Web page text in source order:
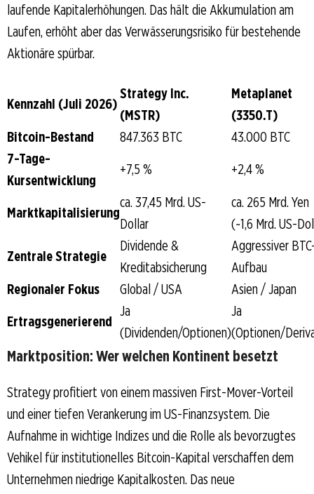
laufende Kapitalerhöhungen. Das hält die Akkumulation am
Laufen, erhöht aber das Verwässerungsrisiko für bestehende
Aktionäre spürbar.
Kennzahl (Juli 2026)
Strategy Inc.
(MSTR)
Metaplanet
(3350.T)
Bitcoin-Bestand
847.363 BTC
43.000 BTC
7-Tage-
Kursentwicklung
+7,5 % +2,4 %
Marktkapitalisierung
ca. 37,45 Mrd. US-
Dollar
ca. 265 Mrd. Yen
(~1,6 Mrd. US-
Zentrale Strategie
Dividende &
Kreditabsicherung
Aggressiver
Aufbau
Regionaler Fokus
Global / USA
Asien / Japan
Ertragsgenerierend
Ja
(Dividenden/Optionen)
Ja
(Optionen/
Marktposition: Wer welchen Kontinent besetzt
Strategy profitiert von einem massiven First-Mover-Vorteil
und einer tiefen Verankerung im US-Finanzsystem. Die
Aufnahme in wichtige Indizes und die Rolle als bevorzugtes
Vehikel für institutionelles Bitcoin-Kapital verschaffen dem
Unternehmen niedrige Kapitalkosten. Das neue